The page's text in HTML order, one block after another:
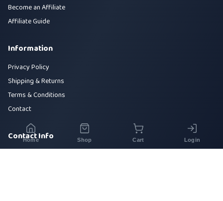
Become an Affiliate
Affiliate Guide
Information
Privacy Policy
Shipping & Returns
Terms & Conditions
Contact
Contact Info
Home Shop Cart Login